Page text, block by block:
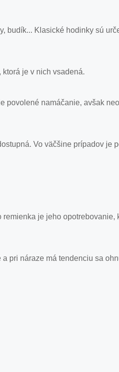
budík... Klasické hodinky sú
je v nich vsadená.
povolené namáčanie, avšak
Vo väčšine prípadov je
je jeho opotrebovanie,
pri náraze má tendenciu sa